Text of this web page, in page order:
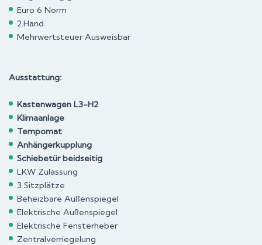
Euro 6 Norm
2.Hand
Mehrwertsteuer Ausweisbar
Ausstattung:
Kastenwagen L3-H2
Klimaanlage
Tempomat
Anhängerkupplung
Schiebetür beidseitig
LKW Zulassung
3 Sitzplätze
Beheizbare Außenspiegel
Elektrische Außenspiegel
Elektrische Fensterheber
Zentralverriegelung